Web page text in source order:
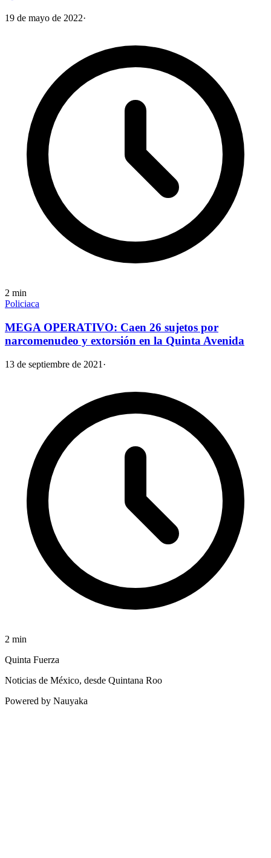
19 de mayo de 2022·
2 min
Policiaca
MEGA OPERATIVO: Caen 26 sujetos por
narcomenudeo y extorsión en la Quinta Avenida
13 de septiembre de 2021 ·
2 min
Quinta Fuerza
Noticias de México, desde Quintana Roo
Powered by Nauyaka